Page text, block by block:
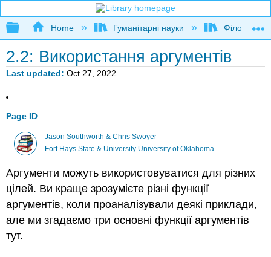
Expand/collapse global hierarchy
Home Гуманітарні науки Філософія
2.2: Використання аргументів
Last updated Oct 27, 2022
Page ID
Jason Southworth & Chris Swoyer
Fort Hays State & University University of Oklahoma
Аргументи можуть використовуватися для різних
цілей. Ви краще зрозумієте різні функції
аргументів, коли проаналізували деякі приклади,
але ми згадаємо три основні функції аргументів
тут.